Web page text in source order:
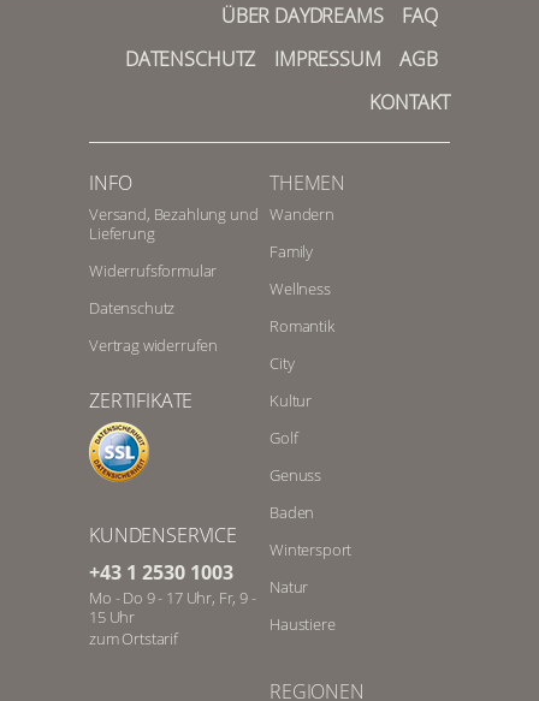
ÜBER DAYDREAMS
FAQ
DATENSCHUTZ
IMPRESSUM
AGB
KONTAKT
INFO
Versand, Bezahlung und
Lieferung
Widerrufsformular
Datenschutz
Vertrag widerrufen
ZERTIFIKATE
KUNDENSERVICE
+43 1 2530 1003
Mo - Do 9 - 17 Uhr, Fr, 9 -
15 Uhr
zum Ortstarif
THEMEN
Wandern
Family
Wellness
Romantik
City
Kultur
Golf
Genuss
Baden
Wintersport
Natur
Haustiere
REGIONEN